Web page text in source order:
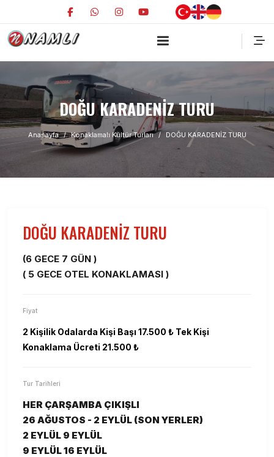
DOĞU KARADENİZ TURU
Anasayfa Konaklamalı Kültür Turları DOĞU KARADENİZ TURU
DOĞU KARADENİZ TURU
(6 GECE 7 GÜN )
( 5 GECE OTEL KONAKLAMASI )
Fiyat
2 Kişilik Odalarda Kişi Başı 17.500 ₺ Tek Kişi
Konaklama Ücreti 21.500 ₺
Tur Tarihleri
HER ÇARŞAMBA ÇIKIŞLI
26 AĞUSTOS - 2 EYLÜL (SON YERLER)
2 EYLÜL 9 EYLÜL
9 EYLÜL 16 EYLÜL